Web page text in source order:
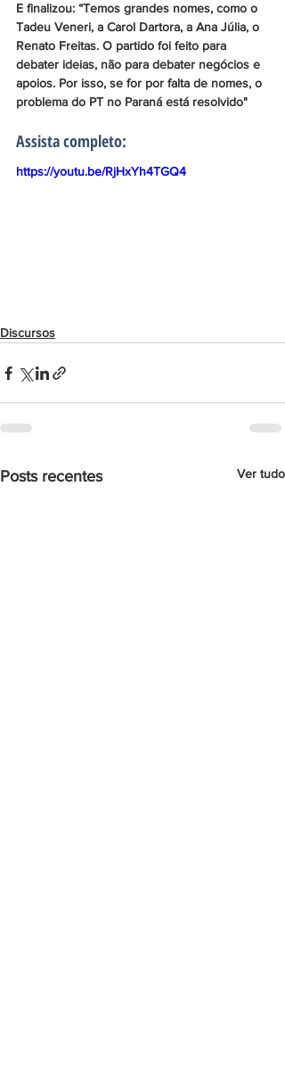
E finalizou: “Temos grandes nomes, como o
Tadeu Veneri, a Carol Dartora, a Ana Júlia, o
Renato Freitas. O partido foi feito para
debater ideias, não para debater negócios e
apoios. Por isso, se for por falta de nomes, o
problema do PT no Paraná está resolvido"
Assista completo:
https://youtu.be/RjHxYh4TGQ4
Discursos
Posts recentes Ver tudo